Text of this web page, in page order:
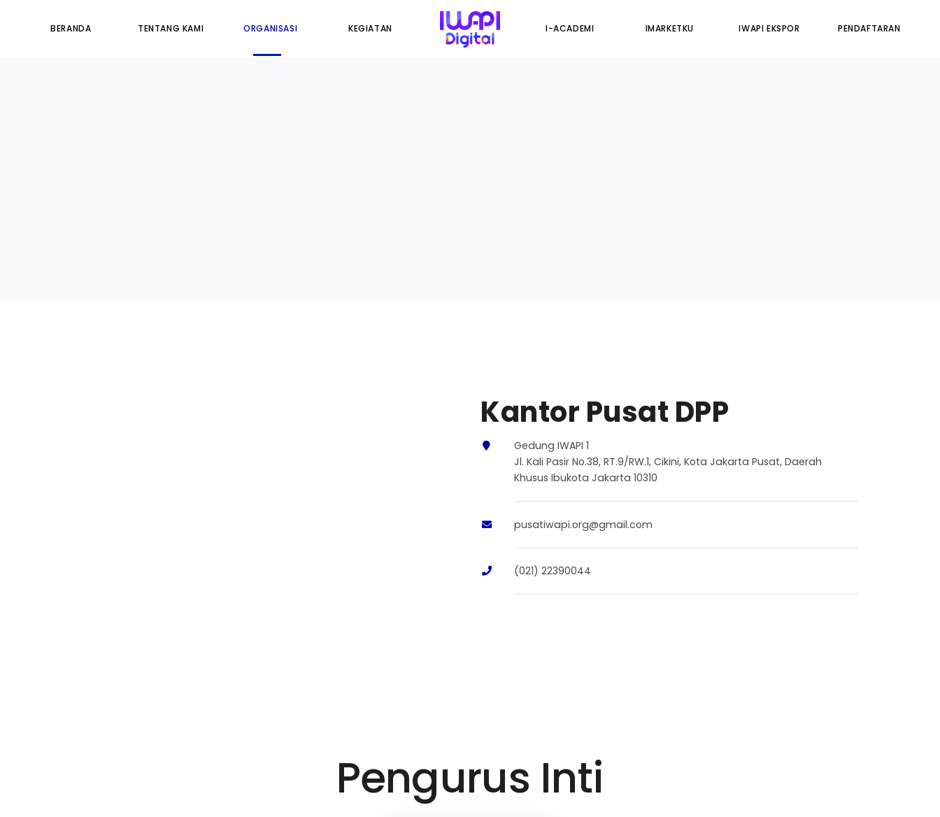
BERANDA TENTANG KAMI ORGANISASI KEGIATAN I-ACADEMI IMARKETKU IWAPI EKSPOR PENDAFTARAN
Kantor Pusat DPP
Gedung IWAPI 1
Jl. Kali Pasir No.38, RT.9/RW.1, Cikini, Kota Jakarta Pusat, Daerah
Khusus Ibukota Jakarta 10310
pusatiwapi.org@gmail.com
(021) 22390044
Pengurus Inti